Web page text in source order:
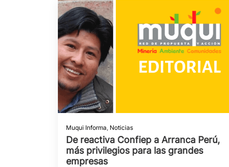
Muqui Informa, Noticias
De reactiva Confiep a Arranca Perú,
más privilegios para las grandes
empresas